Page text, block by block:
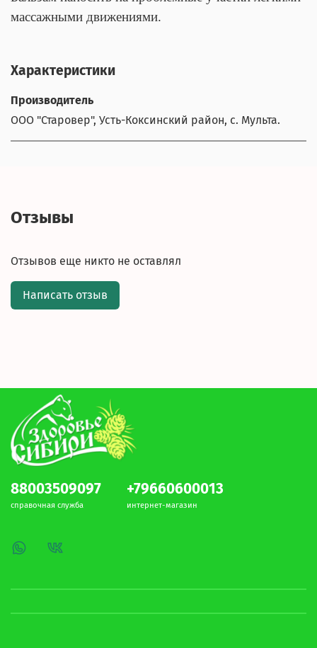
массажными движениями.
Характеристики
Производитель
ООО "Старовер", Усть-Коксинский район, с. Мульта.
Отзывы
Отзывов еще никто не оставлял
Написать отзыв
88003509097
справочная служба
+79660600013
интернет-магазин